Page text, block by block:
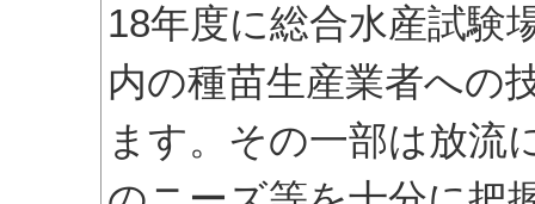
18年度に総合水産試験
内の種苗生産業者への
ます。その一部は放流